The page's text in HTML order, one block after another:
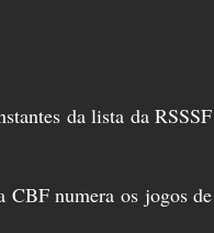
da lista da
numera os jogos